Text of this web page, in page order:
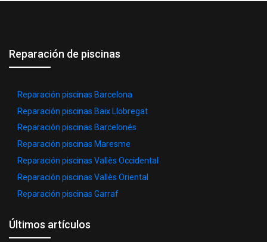
Reparación de piscinas
Reparación piscinas Barcelona
Reparación piscinas Baix Llobregat
Reparación piscinas Barcelonés
Reparación piscinas Maresme
Reparación piscinas Vallès Occidental
Reparación piscinas Vallès Oriental
Reparación piscinas Garraf
Últimos artículos